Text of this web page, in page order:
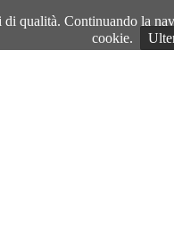
2026
qualità. Continuando la
cookie.